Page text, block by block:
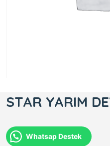
STAR YARIM
Whatsap Destek